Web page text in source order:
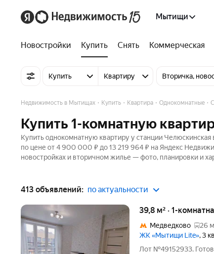
Мытищи
Новостройки Купить Снять Коммерческая
Купить Квартиру Вторичка,
Недвижимость в Мытищах Купить Квартира Однокомнатные
Купить 1-комнатную
Купить однокомнатную квартиру у станции
по цене от 4 900 000 ₽ до 13 219 964 ₽ на Яндекс
новостройках и вторичном жилье — фото, планировки и
413 объявлений: по актуальности
39,8 м² · 1-
Медведково
26
ЖК «Мытищи Lite», 3
Лот №49152933. Готовая